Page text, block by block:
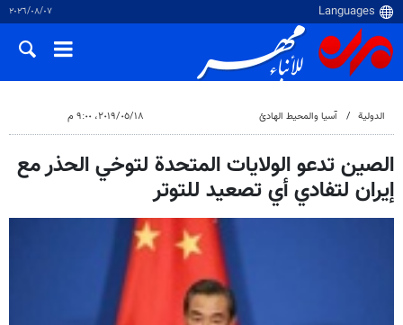
٠٧‏/٠٨‏/٢٠٢٦
الدولية آسيا والمحيط الهادئ ١٨‏/٠٥‏/٢٠١٩، ٩:٠٠ م
الصين تدعو الولايات المتحدة لتوخي الحذر مع
إيران لتفادي أي تصعيد للتوتر